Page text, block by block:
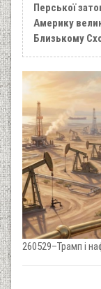
Перської
Америку
Близькому
260529–Трамп і